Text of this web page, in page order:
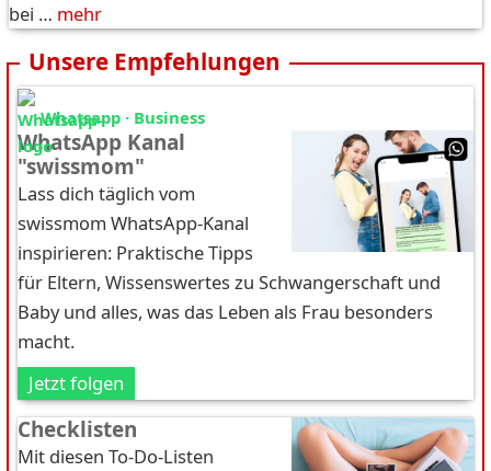
bei … mehr
Unsere Empfehlungen
Whatsapp · Business
WhatsApp Kanal
"swissmom"
Lass dich täglich vom
swissmom WhatsApp-Kanal
inspirieren: Praktische Tipps
für Eltern, Wissenswertes zu Schwangerschaft und
Baby und alles, was das Leben als Frau besonders
macht.
Jetzt folgen
Checklisten
Mit diesen To-Do-Listen